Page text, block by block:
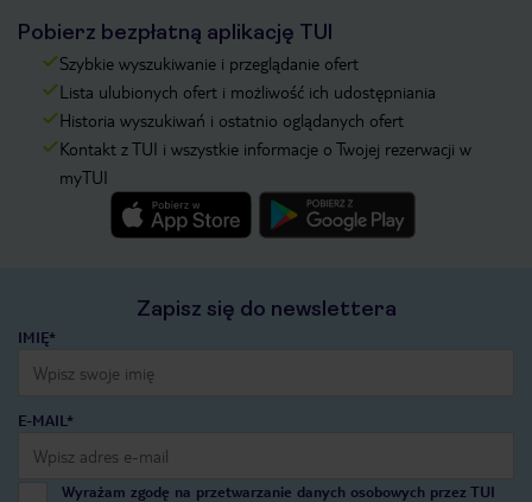
Pobierz bezpłatną aplikację TUI
Szybkie wyszukiwanie i przeglądanie ofert
Lista ulubionych ofert i możliwość ich udostępniania
Historia wyszukiwań i ostatnio oglądanych ofert
Kontakt z TUI i wszystkie informacje o Twojej rezerwacji w
myTUI
Zapisz się do newslettera
IMIĘ*
E-MAIL*
Wyrażam zgodę na przetwarzanie danych osobowych przez TUI